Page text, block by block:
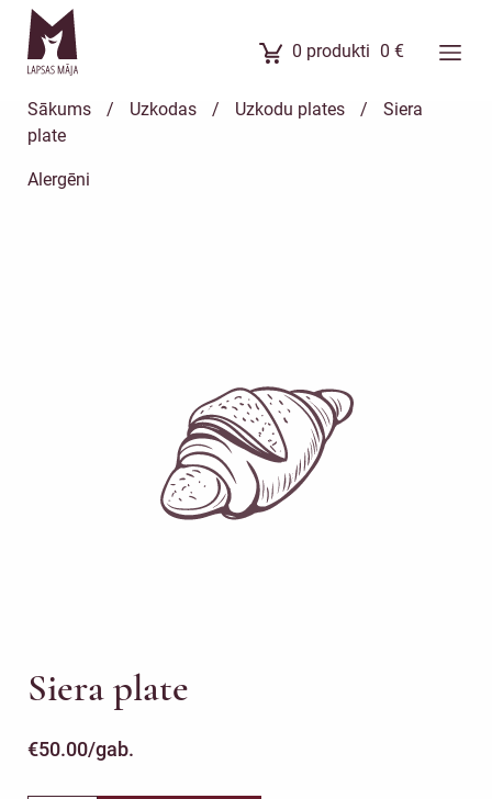
0 produkti 0 €
Ēdienkarte
Sākums / Uzkodas / Uzkodu plates /
Siera
plate
Alergēni
Siera plate
€50.00/gab.